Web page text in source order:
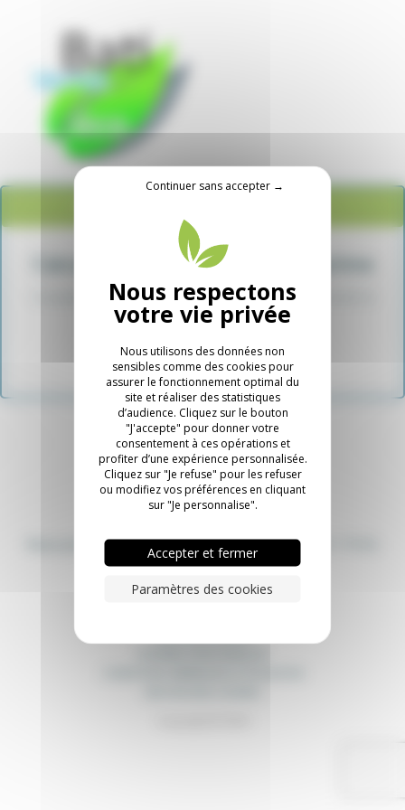
Calculez le montant de votre prime
Complétez le simulateur pour connaître immédiatement le
montant de vos primes !
C'est parti !
Nous joindre : 05 55 46 25 79 (8H30-12H 13H30-17H30)
Nous suivre :
Nous utilisons des données non
sensibles comme des cookies pour
assurer le fonctionnement optimal du
site et réaliser des statistiques
d’audience. Cliquez sur le bouton
"J'accepte" pour donner votre
consentement à ces opérations et
profiter d’une expérience personnalisée.
Cliquez sur "Je refuse" pour les refuser
ou modifiez vos préférences en cliquant
sur "Je personnalise".
Accepter et fermer
Continuer sans accepter →
Paramètres des cookies